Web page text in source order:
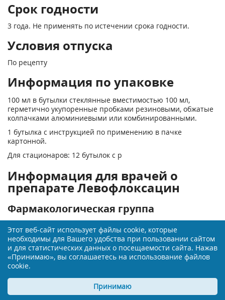
Срок годности
3 года. Не применять по истечении срока годности.
Условия отпуска
По рецепту
Информация по упаковке
100 мл в бутылки стеклянные вместимостью 100 мл,
герметично укупоренные пробками резиновыми, обжатые
колпачками алюминиевыми или комбинированными.
1 бутылка с инструкцией по применению в пачке
картонной.
Для стационаров: 12 бутылок с р
Информация для врачей о
препарате Левофлоксацин
Фармакологическая группа
Противомикробное средство - фторхинолон
Фармакодинамика
Левофлоксацин - синтетический антибиотик из группы
фторхино- лонов, оптически активный левовращающий
изомер офлоксацина - (-)-(8)-энантиомер. Обладает
широким спектром антимикробного действия.
Этот веб-сайт использует файлы cookie, которые
необходимы для Вашего удобства при пользовании сайтом
и для статистических данных о посещаемости сайта. Нажав
«Принимаю», вы соглашаетесь на использование файлов
cookie.
Принимаю